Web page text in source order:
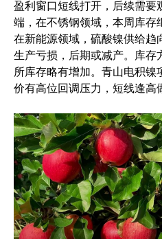
盈利窗口短线打开，后续需要
端，在不锈钢领域，本周库存
在新能源领域，硫酸镍供给趋
生产亏损，后期或减产。库存
所库存略有增加。青山电积镍
价有高位回调压力，短线逢高